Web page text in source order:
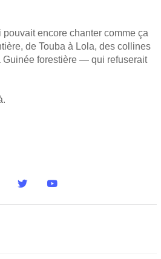
encore chanter comme ça
de Touba à Lola, des collines
Guinée forestière — qui refuserait